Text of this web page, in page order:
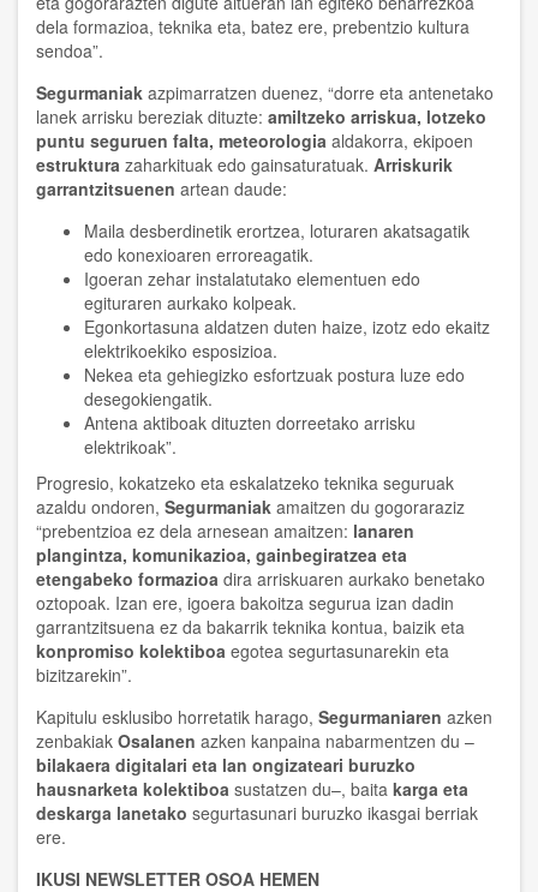
dela formazioa, teknika eta, batez ere, prebentzio kultura
sendoa”.
Segurmaniak azpimarratzen duenez, “dorre eta antenetako
lanek arrisku bereziak dituzte: amiltzeko arriskua, lotzeko
puntu seguruen falta, meteorologia aldakorra, ekipoen
estruktura zaharkituak edo gainsaturatuak. Arriskurik
garrantzitsuenen artean daude:
Maila desberdinetik erortzea, loturaren akatsagatik
edo konexioaren erroreagatik.
Igoeran zehar instalatutako elementuen edo
egituraren aurkako kolpeak.
Egonkortasuna aldatzen duten haize, izotz edo ekaitz
elektrikoekiko esposizioa.
Nekea eta gehiegizko esfortzuak postura luze edo
desegokiengatik.
Antena aktiboak dituzten dorreetako arrisku
elektrikoak”.
Progresio, kokatzeko eta eskalatzeko teknika seguruak
azaldu ondoren, Segurmaniak amaitzen du gogoraraziz
“prebentzioa ez dela arnesean amaitzen: lanaren
plangintza, komunikazioa, gainbegiratzea eta
etengabeko formazioa dira arriskuaren aurkako benetako
oztopoak. Izan ere, igoera bakoitza segurua izan dadin
garrantzitsuena ez da bakarrik teknika kontua, baizik eta
konpromiso kolektiboa egotea segurtasunarekin eta
bizitzarekin”.
Kapitulu esklusibo horretatik harago, Segurmaniaren azken
zenbakiak Osalanen azken kanpaina nabarmentzen du –
bilakaera digitalari eta lan ongizateari buruzko
hausnarketa kolektiboa sustatzen du–, baita karga eta
deskarga lanetako segurtasunari buruzko ikasgai berriak
ere.
IKUSI NEWSLETTER OSOA HEMEN